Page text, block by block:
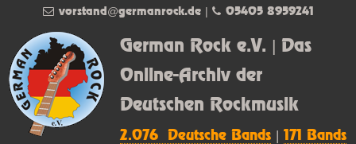
German Rock e.V. | Das
Online-Archiv der
Deutschen Rockmusik
2.076 Deutsche Bands |171 Bands
vorstand@germanrock.de| 05405 8959241